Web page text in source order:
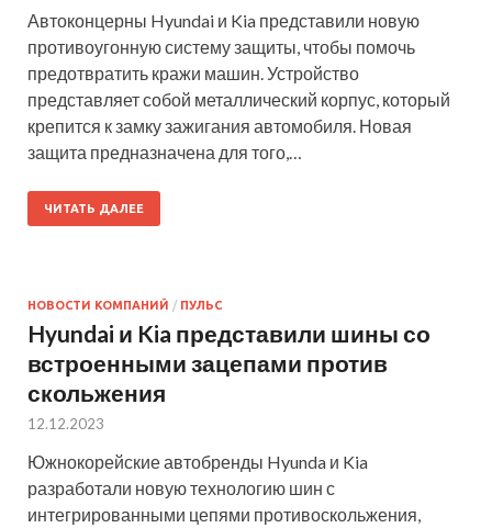
Автоконцерны Hyundai и Kia представили новую
противоугонную систему защиты, чтобы помочь
предотвратить кражи машин. Устройство
представляет собой металлический корпус, который
крепится к замку зажигания автомобиля. Новая
защита предназначена для того,…
ЧИТАТЬ ДАЛЕЕ
НОВОСТИ КОМПАНИЙ / ПУЛЬС
Hyundai и Kia представили шины со
встроенными зацепами против
скольжения
12.12.2023
Южнокорейские автобренды Hyunda и Kia
разработали новую технологию шин с
интегрированными цепями противоскольжения,